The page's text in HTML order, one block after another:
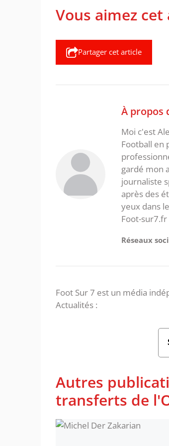
Vous aimez cet
Partager cet article
À propos
Moi c'est
Football en
gardé mon
journaliste
après des
yeux dans
Foot-sur7.fr
Réseaux
Foot Sur 7 est un média
Actualités :
Autres
transferts de